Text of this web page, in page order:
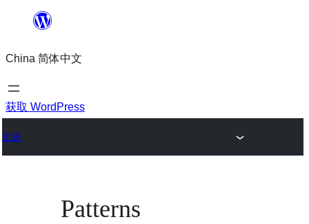
内
容
China 简体中文
获取 WordPress
主题
Patterns